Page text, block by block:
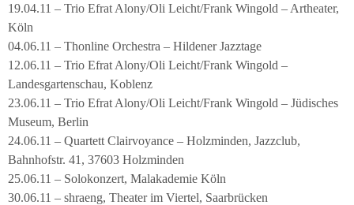
19.04.11 – Trio Efrat Alony/Oli Leicht/Frank Wingold – Artheater,
Köln
04.06.11 – Thonline Orchestra – Hildener Jazztage
12.06.11 – Trio Efrat Alony/Oli Leicht/Frank Wingold –
Landesgartenschau, Koblenz
23.06.11 – Trio Efrat Alony/Oli Leicht/Frank Wingold – Jüdisches
Museum, Berlin
24.06.11 – Quartett Clairvoyance – Holzminden, Jazzclub,
Bahnhofstr. 41, 37603 Holzminden
25.06.11 – Solokonzert, Malakademie Köln
30.06.11 – shraeng, Theater im Viertel, Saarbrücken